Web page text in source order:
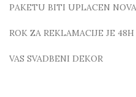
PAKETU BITI UPLACEN
ROK ZA REKLAMACIJE JE
VAS SVADBENI DEKOR